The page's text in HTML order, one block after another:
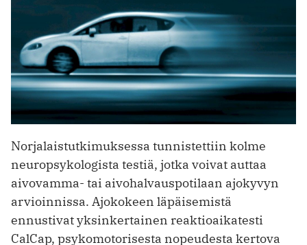
Norjalaistutkimuksessa tunnistettiin kolme
neuropsykologista testiä, jotka voivat auttaa
aivovamma- tai aivohalvauspotilaan ajokyvyn
arvioinnissa. Ajokokeen läpäisemistä
ennustivat yksinkertainen reaktioaikatesti
CalCap, psykomotorisesta nopeudesta kertova